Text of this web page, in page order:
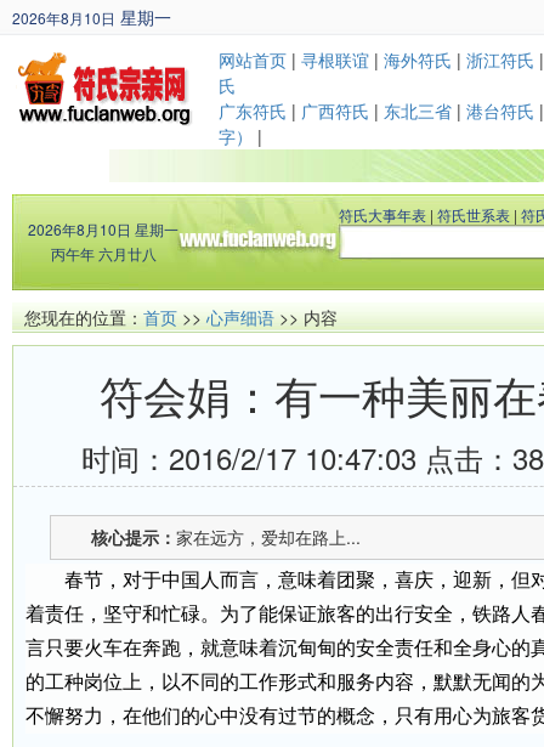
2026年8月10日 星期一
丙午年 六月廿八 网站首页 | 寻根联谊 | 海外符氏 | 浙江符氏
氏
广东符氏 | 广西符氏 | 东北三省 | 港台符氏
字）
|
2026年8月10日 星期一
丙午年 六月廿八
符氏大事年表 | 符氏世系表 | 符
您现在的位置：首页>>心声细语>> 内容
符会娟：有一种美丽
时间：2016/2/17 10:47:03 点击：
核心提示： 家在远方，爱却在路上...
春节，对于中国人而言，意味着团聚，喜庆，迎新，但
着责任，坚守和忙碌。为了能保证旅客的出行安全，铁路人
言只要火车在奔跑，就意味着沉甸甸的安全责任和全身心的
的工种岗位上，以不同的工作形式和服务内容，默默无闻的
不懈努力，在他们的心中没有过节的概念，只有用心为旅客